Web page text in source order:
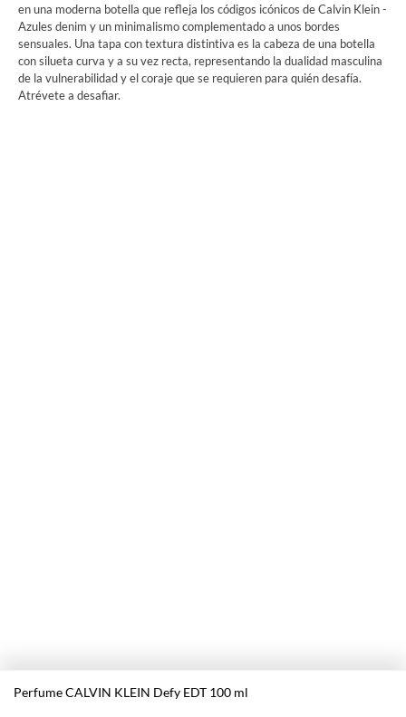
Perfume CALVIN KLEIN Defy EDT 100 ml
en una moderna botella que refleja los códigos icónicos de Calvin Klein -
Azules denim y un minimalismo complementado a unos bordes
sensuales. Una tapa con textura distintiva es la cabeza de una botella
con silueta curva y a su vez recta, representando la dualidad masculina
de la vulnerabilidad y el coraje que se requieren para quién desafía.
Atrévete a desafiar.